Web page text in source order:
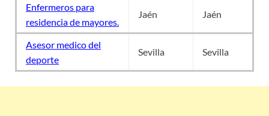
Enfermeros para
residencia de mayores.
Jaén Jaén
Asesor medico del
deporte
Sevilla Sevilla